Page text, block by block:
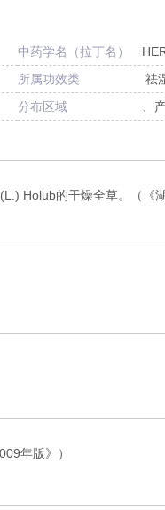
中药学名（拉丁名）
所属功效类
祛
分布区域 、
Holub的干燥全草。（《
年版》）